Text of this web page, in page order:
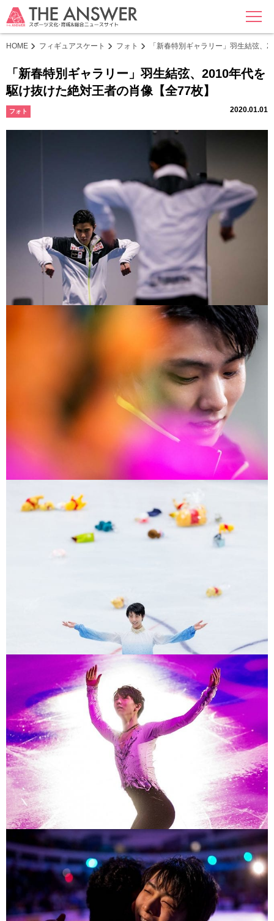
MENU
HOME フィギュアスケート フォト 「新春特別ギャラリー」羽生結弦、
「新春特別ギャラリー」羽生結弦、2010年代を
駆け抜けた絶対王者の肖像【全77枚】
フォト 2020.01.01